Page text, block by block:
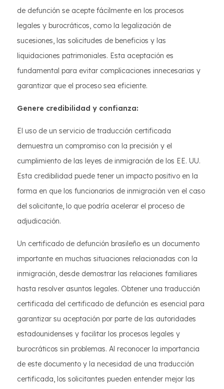
de defunción se acepte fácilmente en los procesos
legales y burocráticos, como la legalización de
sucesiones, las solicitudes de beneficios y las
liquidaciones patrimoniales. Esta aceptación es
fundamental para evitar complicaciones innecesarias y
garantizar que el proceso sea eficiente.
Genere credibilidad y confianza:
El uso de un servicio de traducción certificada
demuestra un compromiso con la precisión y el
cumplimiento de las leyes de inmigración de los EE. UU.
Esta credibilidad puede tener un impacto positivo en la
forma en que los funcionarios de inmigración ven el caso
del solicitante, lo que podría acelerar el proceso de
adjudicación.
Un certificado de defunción brasileño es un documento
importante en muchas situaciones relacionadas con la
inmigración, desde demostrar las relaciones familiares
hasta resolver asuntos legales. Obtener una traducción
certificada del certificado de defunción es esencial para
garantizar su aceptación por parte de las autoridades
estadounidenses y facilitar los procesos legales y
burocráticos sin problemas. Al reconocer la importancia
de este documento y la necesidad de una traducción
certificada, los solicitantes pueden entender mejor las